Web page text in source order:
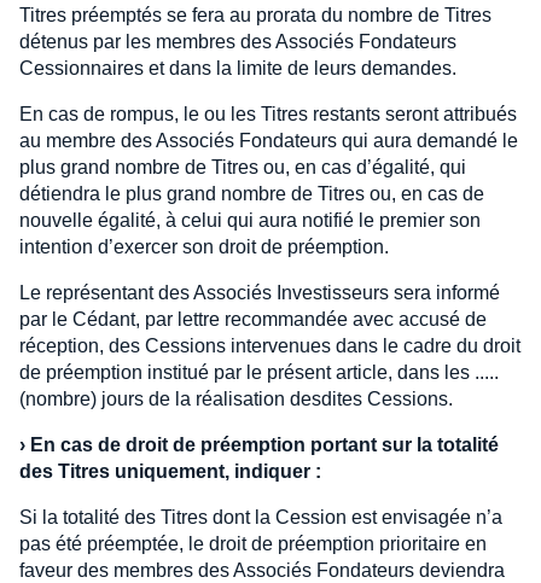
Titres préemptés se fera au prorata du nombre de Titres
détenus par les membres des Associés Fondateurs
Cessionnaires et dans la limite de leurs demandes.
En cas de rompus, le ou les Titres restants seront attribués
au membre des Associés Fondateurs qui aura demandé le
plus grand nombre de Titres ou, en cas d’égalité, qui
détiendra le plus grand nombre de Titres ou, en cas de
nouvelle égalité, à celui qui aura notifié le premier son
intention d’exercer son droit de préemption.
Le représentant des Associés Investisseurs sera informé
par le Cédant, par lettre recommandée avec accusé de
réception, des Cessions intervenues dans le cadre du droit
de préemption institué par le présent article, dans les .....
(nombre) jours de la réalisation desdites Cessions.
› En cas de droit de préemption portant sur la totalité
des Titres uniquement, indiquer :
Si la totalité des Titres dont la Cession est envisagée n’a
pas été préemptée, le droit de préemption prioritaire en
faveur des membres des Associés Fondateurs deviendra